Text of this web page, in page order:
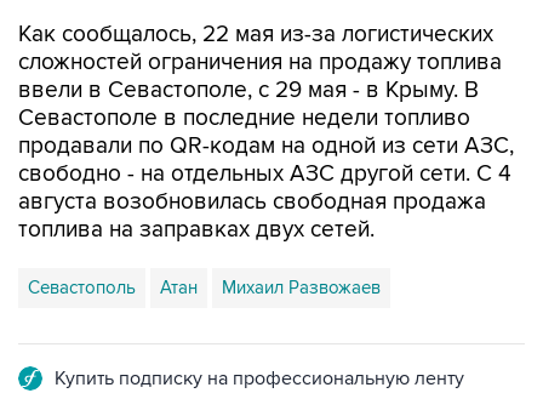
Как сообщалось, 22 мая из-за логистических
сложностей ограничения на продажу топлива
ввели в Севастополе, с 29 мая - в Крыму. В
Севастополе в последние недели топливо
продавали по QR-кодам на одной из сети АЗС,
свободно - на отдельных АЗС другой сети. С 4
августа возобновилась свободная продажа
топлива на заправках двух сетей.
Севастополь Атан Михаил Развожаев
Купить подписку на профессиональную ленту